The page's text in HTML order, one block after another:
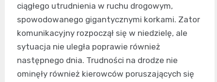
ciągłego utrudnienia w ruchu drogowym,
spowodowanego gigantycznymi korkami. Zator
komunikacyjny rozpoczął się w niedzielę, ale
sytuacja nie uległa poprawie również
następnego dnia. Trudności na drodze nie
ominęły również kierowców poruszających się